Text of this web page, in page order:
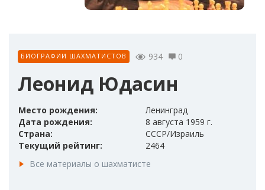
БИОГРАФИИ ШАХМАТИСТОВ 934 0
Леонид Юдасин
Место рождения:
Ленинград
Дата рождения:
8 августа 1959 г.
Страна:
СССР/Израиль
Текущий рейтинг:
2464
Все материалы о шахматисте